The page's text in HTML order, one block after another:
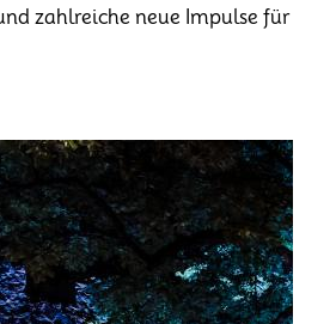
zahlreiche neue Impulse für